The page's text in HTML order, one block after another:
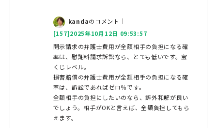
kandaのコメント｜
[157]2025年10月12日 09:53:57
開示請求の弁護士費用が全額相手の負担になる確
率は、慰謝料請求訴訟なら、とても低いです。宝
くじレベル。
損害賠償の弁護士費用が全額相手の負担になる確
率は、訴訟であればゼロ％です。
全額相手の負担にしたいのなら、訴外和解が良い
でしょう。相手がOKと言えば、全額負担してもら
えます。